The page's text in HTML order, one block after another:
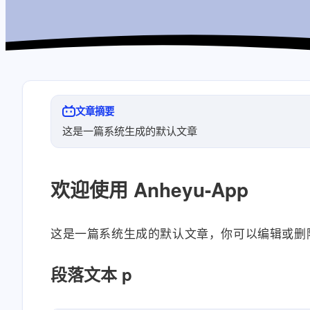
文章摘要
这是一篇系统生成的默认文章
欢迎使用 Anheyu-App
这是一篇系统生成的默认文章，你可以编辑或删
段落文本 p